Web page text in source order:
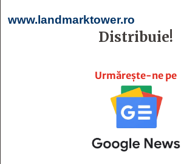
www.landmarktower.ro
Distribuie!
Urmărește-ne pe